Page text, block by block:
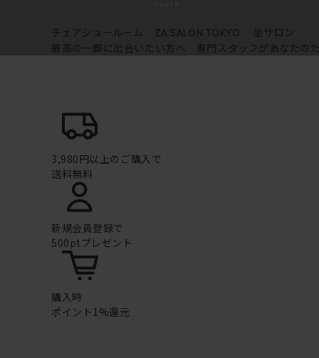
チェアショールーム ZA SALON TOKYO
坐サロン
最高の一脚に出会いたい方へ 専門スタッフがあなたの
3,980円以上のご購入で
送料無料
新規会員登録で
500ptプレゼント
購入時
ポイント1%還元